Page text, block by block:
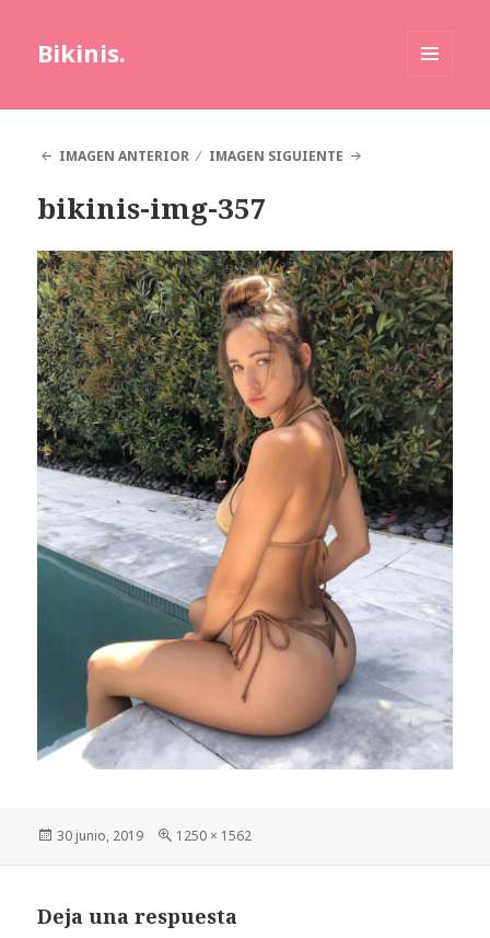
Bikinis.
IMAGEN ANTERIOR
IMAGEN SIGUIENTE
bikinis-img-357
Publicado
30 junio, 2019
Tamaño
1250 × 1562
Deja una respuesta